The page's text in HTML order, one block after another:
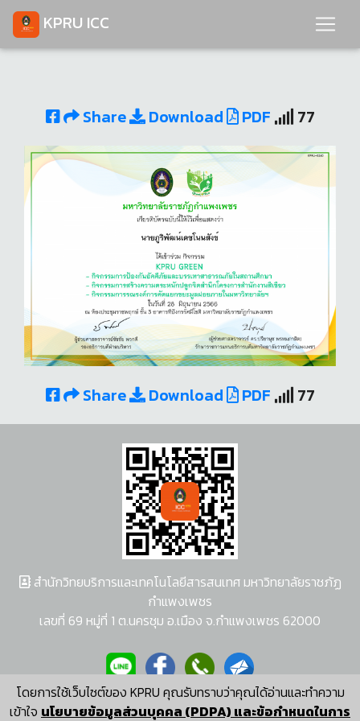
KPRU ICC
Share Download PDF 77
Share Download PDF 77
โดยการใช้เว็บไซต์ของ KPRU คุณรับทราบว่าคุณได้อ่านและทำความ
เข้าใจ นโยบายข้อมูลส่วนบุคคล (PDPA) และข้อกำหนดในการ
สำนักวิทยบริการและเทคโนโลยีสารสนเทศ มหาวิทยาลัยราชภัฏ
กำแพงเพชร
เลขที่ 69 หมู่ที่ 1 ต.นครชุม อ.เมือง จ.กำแพงเพชร 62000
ผู้พัฒนาระบบ อนุชา พวงผกา